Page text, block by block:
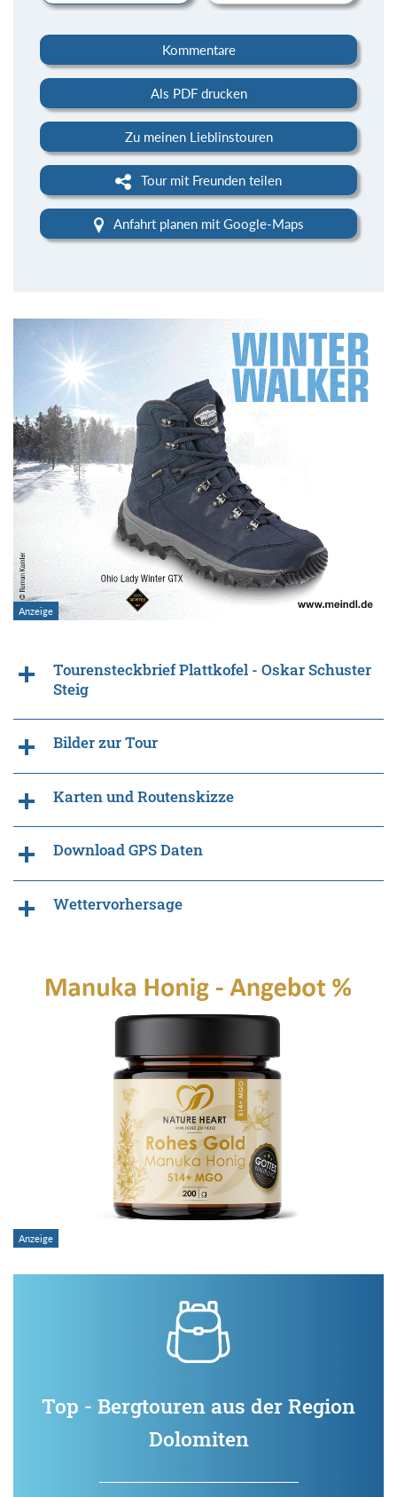
Kommentare
Als PDF drucken
Zu meinen Lieblinstouren
Tour mit Freunden teilen
Anfahrt planen mit Google-Maps
Tourensteckbrief Plattkofel - Oskar Schuster
Steig
Bilder zur Tour
Karten und Routenskizze
Download GPS Daten
Wettervorhersage
Top - Bergtouren aus der Region
Dolomiten